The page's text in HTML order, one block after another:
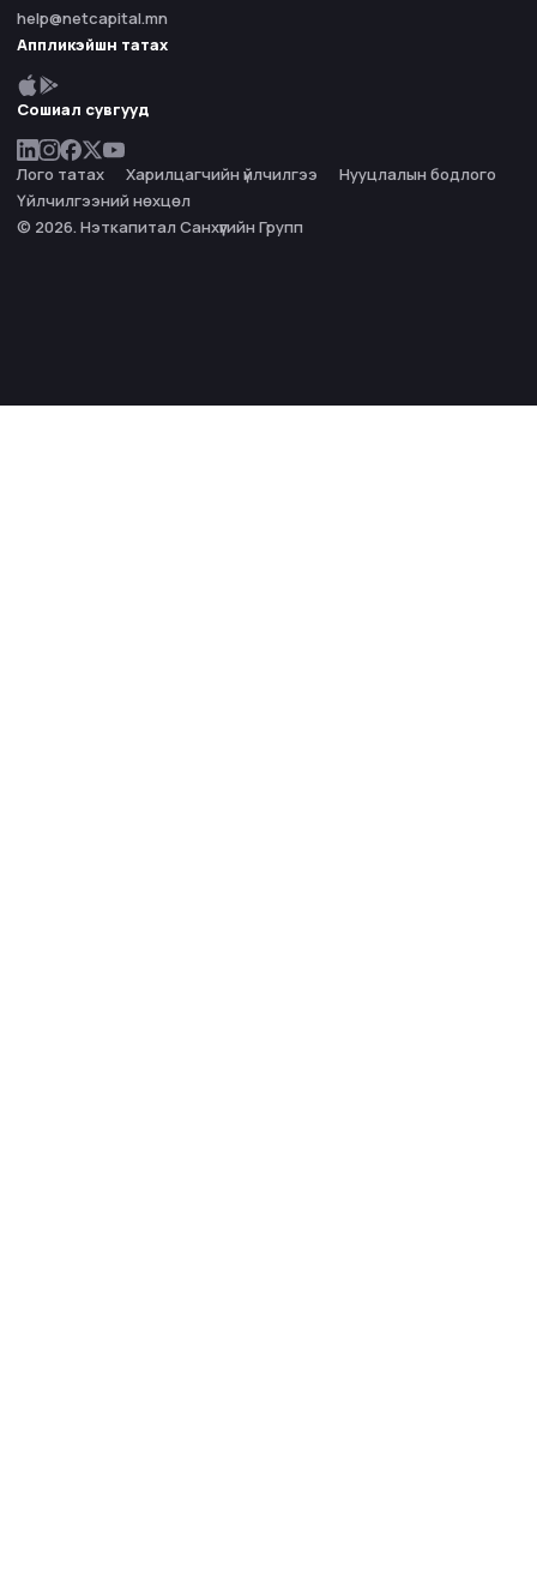
help@netcapital.mn
Аппликэйшн татах
Сошиал сувгууд
Лого татах Харилцагчийн үйлчилгээ
Нууцлалын бодлого
Үйлчилгээний нөхцөл
© 2026. Нэткапитал Санхүүгийн Групп